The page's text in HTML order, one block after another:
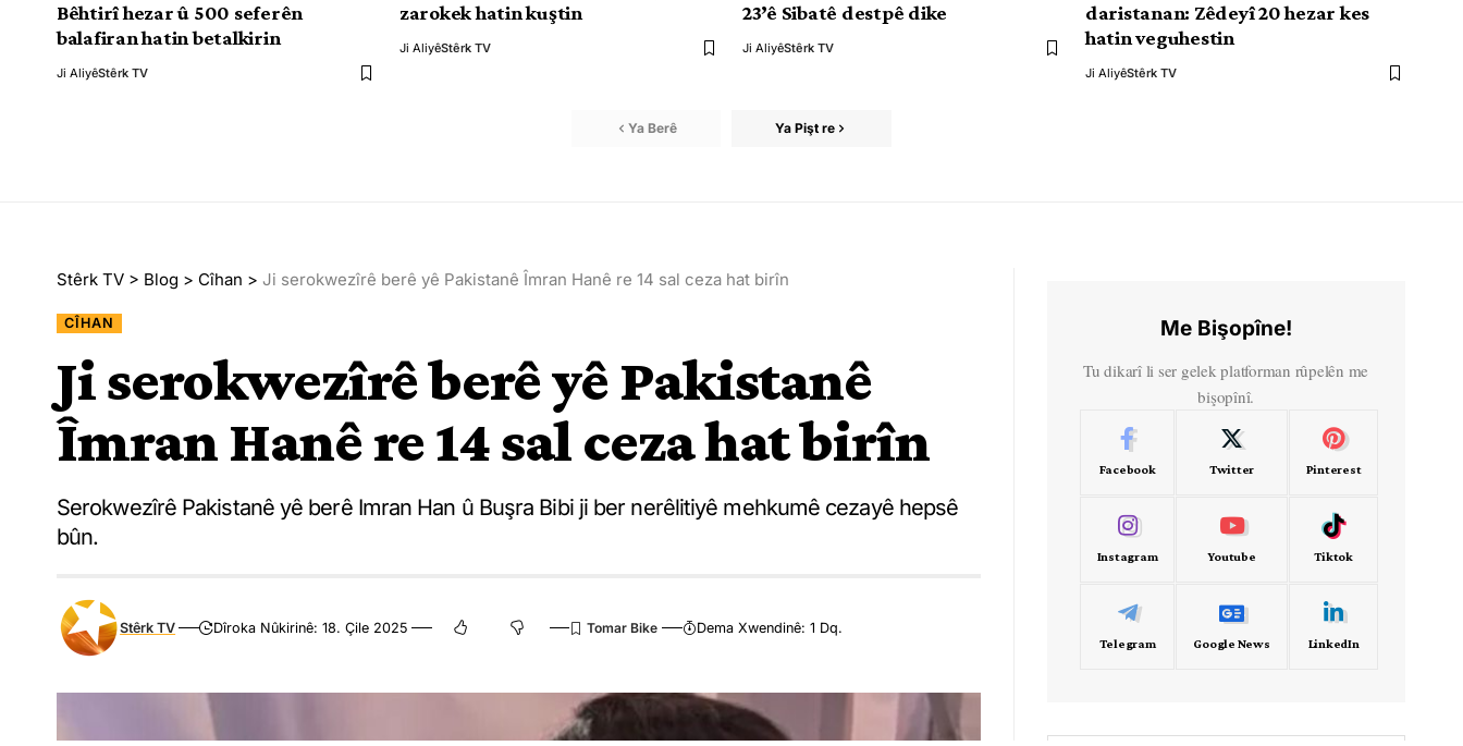
Bêhtirî hezar û 500 seferên
balafiran hatin betalkirin
Ji AliyêStêrk TV
zarokek hatin kuştin
Ji AliyêStêrk TV
23’ê Sibatê destpê dike
Ji AliyêStêrk TV
daristanan: Zêdeyî 20 hezar kes
hatin veguhestin
Ji AliyêStêrk TV
Ya Berê Ya Pişt re
Stêrk TV > Blog > Cîhan > Ji serokwezîrê berê yê Pakistanê Îmran Hanê re 14 sal ceza hat birîn
CÎHAN
Ji serokwezîrê berê yê Pakistanê
Îmran Hanê re 14 sal ceza hat birîn
Serokwezîrê Pakistanê yê berê Imran Han û Buşra Bibi ji ber nerêlitiyê mehkumê cezayê hepsê
bûn.
Stêrk TV Dîroka Nûkirinê: 18. Çile 2025 Dema Xwendinê: 1 Dq.
Me Bişopîne!
Tu dikarî li ser gelek platforman rûpelên me
bişopînî.
Facebook Twitter Pinterest
Instagram Youtube Tiktok
Telegram Google News LinkedIn